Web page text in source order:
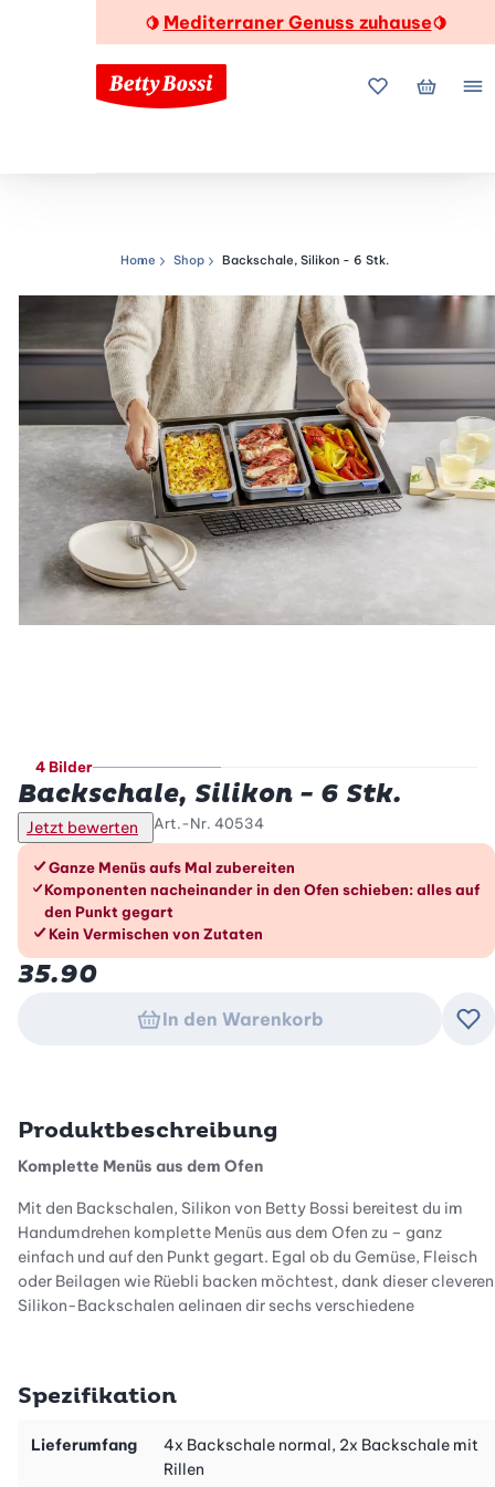
🍋 Mediterraner Genuss zuhause🍋
MeineMein
Navigationspfad
Home Shop Backschale, Silikon - 6 Stk.
4 Bilder
Backschale, Silikon - 6 Stk.
Jetzt bewerten Art.-Nr. 40534
Die Vorteile im Überblick
Ganze Menüs aufs Mal zubereiten
Komponenten nacheinander in den Ofen schieben: alles auf
den Punkt gegart
Kein Vermischen von Zutaten
35.90
In den Warenkorb
Produktbeschreibung
Komplette Menüs aus dem Ofen
Mit den Backschalen, Silikon von Betty Bossi bereitest du im
Handumdrehen komplette Menüs aus dem Ofen zu – ganz
einfach und auf den Punkt gegart. Egal ob du Gemüse, Fleisch
oder Beilagen wie Rüebli backen möchtest, dank dieser cleveren
Silikon-Backschalen gelingen dir sechs verschiedene
Perfekte Backergebnisse bei unterschiedlichen Backzeiten
So funktioniert's: Du platzierst die Zutat mit der längsten
Backzeit zuerst im Ofen und schiebst die anderen Backformen
Spezifikation
Lieferumfang
4x Backschale normal, 2x Backschale mit
Rillen